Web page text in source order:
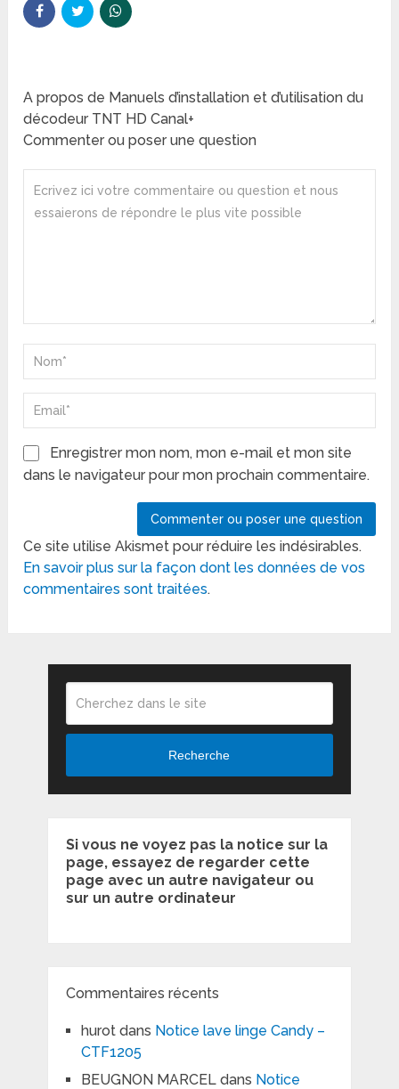
A propos de Manuels d’installation et d’utilisation du
décodeur TNT HD Canal+
Commenter ou poser une question
Enregistrer mon nom, mon e-mail et mon site
dans le navigateur pour mon prochain commentaire.
Ce site utilise Akismet pour réduire les indésirables.
En savoir plus sur la façon dont les données de vos
commentaires sont traitées.
Recherche
Si vous ne voyez pas la notice sur la
page, essayez de regarder cette
page avec un autre navigateur ou
sur un autre ordinateur
Commentaires récents
hurotdans Notice lave linge Candy –
CTF1205
BEUGNON MARCELdans Notice